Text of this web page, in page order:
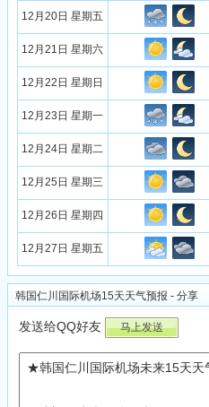
12月20日 星期五
12月21日 星期六
12月22日 星期日
12月23日 星期一
12月24日 星期二
12月25日 星期三
12月26日 星期四
12月27日 星期五
韩国仁川国际机场15天天气预报 - 分享
发送给QQ好友